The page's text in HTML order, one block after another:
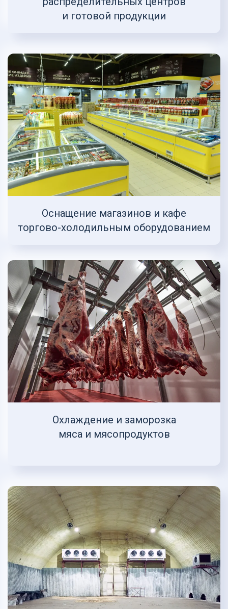
и готовой продукции
Оснащение магазинов и кафе
торгово-холодильным оборудованием
Охлаждение и заморозка
мяса и мясопродуктов